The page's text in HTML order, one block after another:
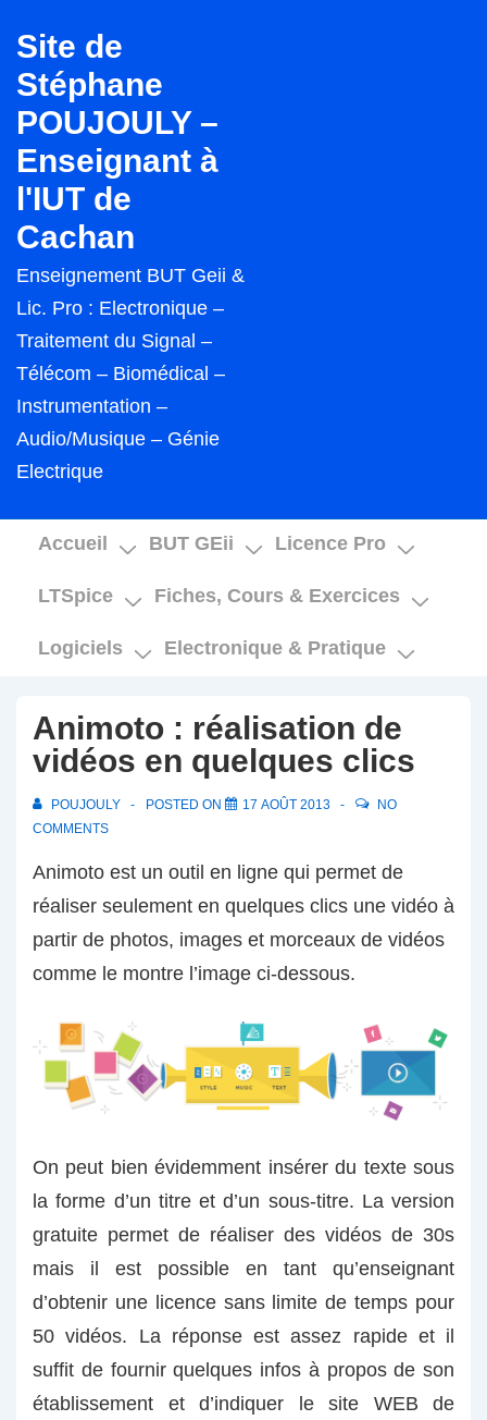
passer
au
contenu
principal
Site de
Stéphane
POUJOULY –
Enseignant à
l'IUT de
Cachan
Enseignement BUT Geii &
Lic. Pro : Electronique –
Traitement du Signal –
Télécom – Biomédical –
Instrumentation –
Audio/Musique – Génie
Electrique
Main
Accueil BUT GEii Licence Pro
LTSpice Fiches, Cours & Exercices
Logiciels Electronique & Pratique
Animoto : réalisation de
vidéos en quelques clics
POUJOULY POSTED ON 17 AOÛT 2013
NO
COMMENTS
Animoto est un outil en ligne qui permet de
réaliser seulement en quelques clics une vidéo à
partir de photos, images et morceaux de vidéos
comme le montre l’image ci-dessous.
On peut bien évidemment insérer du texte sous
la forme d’un titre et d’un sous-titre. La version
gratuite permet de réaliser des vidéos de 30s
mais il est possible en tant qu’enseignant
d’obtenir une licence sans limite de temps pour
50 vidéos. La réponse est assez rapide et il
suffit de fournir quelques infos à propos de son
établissement et d’indiquer le site WEB de